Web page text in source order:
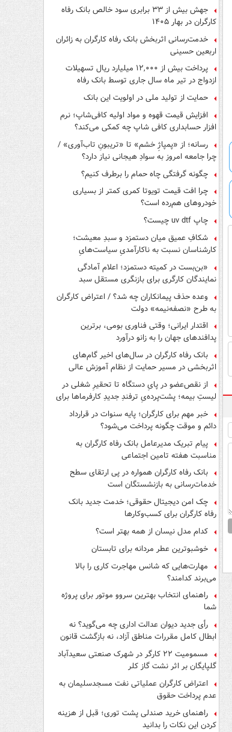
جهش بیش از ۳۳ برابری سود خالص بانک رفاه
کارگران در بهار ۱۴۰۵
خدمت‌رسانی اثربخش بانک رفاه کارگران به زائران
اربعین حسینی
پرداخت بیش از ۱۲,۰۰۰ میلیارد ریال تسهیلات
ازدواج در تیر ماه سال جاری توسط بانک رفاه
کارگران
حمایت از تولید ملی در اولویت این بانک
افزایش قیمت قهوه و مواد اولیه کافی‌شاپ؛ نرم
افزار حسابداری کافی شاپ چه کمکی می‌کند؟
رسانه؛ از «پمپاژِ خشم» تا «تریبونِ تاب‌آوری» /
چرا جامعه امروز به سوادِ هیجانی نیاز دارد؟
چگونه گرفتگی چاه حمام را برطرف کنیم؟
چرا افت قیمت تویوتا کمری کمتر از بسیاری
خودروهای هم‌رده است؟
چاپ uv dtf چیست؟
شکافِ عمیق میان دستمزد و سبدِ معیشت؛
کارشناسان نسبت به ناکارآمدیِ سیاست‌هایِ
حمایتی هشدار دادند
«بن‌بست در کمیته دستمزد؛ اعلام آمادگی
نمایندگان کارگری برای بازنگری مستقل سبد
وعده حذف پیمانکاران چه شد؟ / اعتراض کارگران
به طرح «نصفه‌نیمه» دولت
اقتدار ایرانی؛ وقتی فناوری بومی، برترین
پدافندهای جهان را به زانو درآورد
بانک رفاه کارگران در سال‌های اخیر گام‌های
اثربخشی در مسیر حمایت از نظام آموزش عالی
برداشته است
از نقص‌عضو در پایِ دستگاه تا تحقیرِ شغلی در
لیستِ بیمه؛ پشت‌پرده‌یِ ترفندِ جدیدِ کارفرماها برای
فرار از قانون چیست؟
خبر مهم برای کارگران؛ پایه سنوات در قرارداد
دائم و موقت چگونه پرداخت می‌شود؟
پیام تبریک مدیرعامل بانک رفاه کارگران به
مناسبت هفته تامین اجتماعی
بانک رفاه کارگران همواره در پی ارتقای سطح
خدمات‌رسانی به بازنشستگان است
چک امن دیجیتال حقوقی؛ خدمت جدید بانک
رفاه کارگران برای کسب‌وکارها
کدام مدل نیسان از همه بهتر است؟
خوشبوترین عطر مردانه برای تابستان
مهارت‌هایی که شانس مهاجرت کاری را بالا
می‌برند کدامند؟
راهنمای انتخاب بهترین سروو موتور برای پروژه
شما
رأی جدید دیوان عدالت اداری چه می‌گوید؟ نه
ابطال کامل مقررات مناطق آزاد، نه بازگشت قانون
مسمومیت ۲۲ کارگر در شهرک صنعتی سعیدآباد
گلپایگان بر اثر نشت گاز کلر
اعتراض کارگران عملیاتی نفت مسجدسلیمان به
عدم پرداخت حقوق
راهنمای خرید صندلی پشت توری؛ قبل از هزینه
کردن این نکات را بدانید